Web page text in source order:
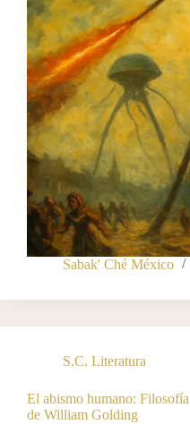
Sabak' Ché México
S.C. Literatura
El abismo humano:
de William Golding